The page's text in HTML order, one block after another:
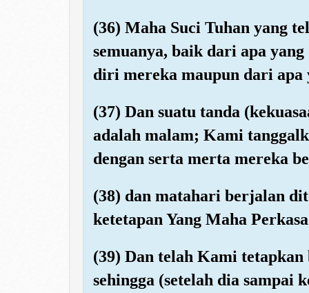
(36) Maha Suci Tuhan yang
semuanya, baik dari apa
diri mereka maupun dari
(37) Dan suatu tanda
adalah malam; Kami
dengan serta merta mereka
(38) dan matahari berjalan
ketetapan Yang Maha
(39) Dan telah Kami
sehingga (setelah dia sampai